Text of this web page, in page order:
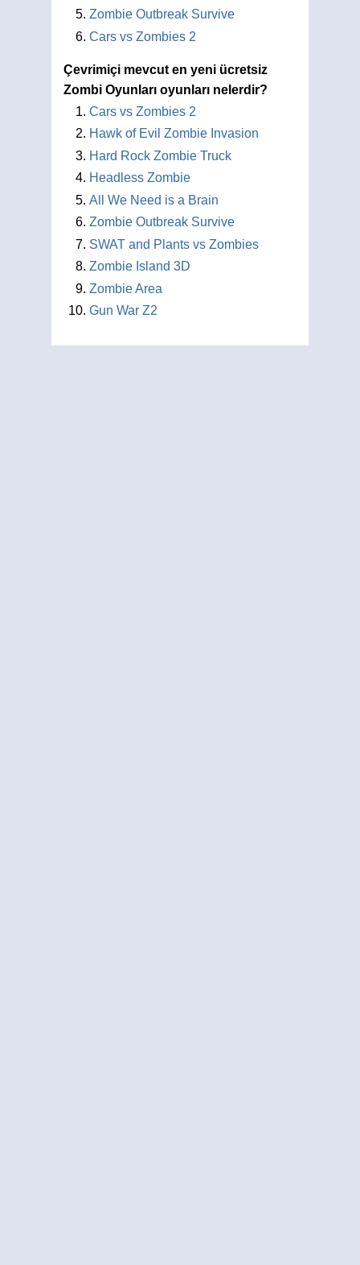
Zombie Outbreak Survive
Cars vs Zombies 2
Çevrimiçi mevcut en yeni ücretsiz
Zombi Oyunları oyunları nelerdir?
Cars vs Zombies 2
Hawk of Evil Zombie Invasion
Hard Rock Zombie Truck
Headless Zombie
All We Need is a Brain
Zombie Outbreak Survive
SWAT and Plants vs Zombies
Zombie Island 3D
Zombie Area
Gun War Z2